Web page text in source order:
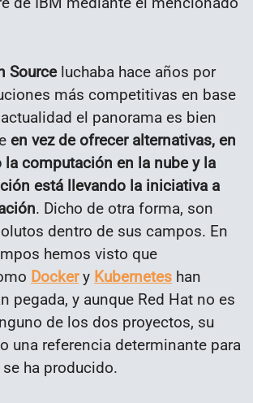
Sourceluchaba hace años por
más competitivas en base
el panorama es bien
en vez de ofrecer alternativas, en
computación en la nube y la
está llevando la iniciativa a
. Dicho de otra forma, son
dentro de sus campos. En
hemos visto que
Dockery Kubernetes han
pegada, y aunque Red Hat no es
de los dos proyectos, su
una referencia determinante para
ha producido.